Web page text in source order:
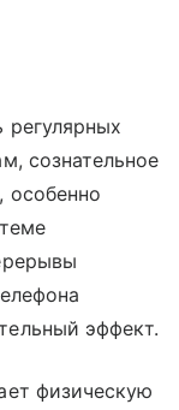
сознательное
особенно
эффект.
физическую